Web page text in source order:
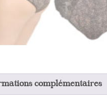
complémentaires